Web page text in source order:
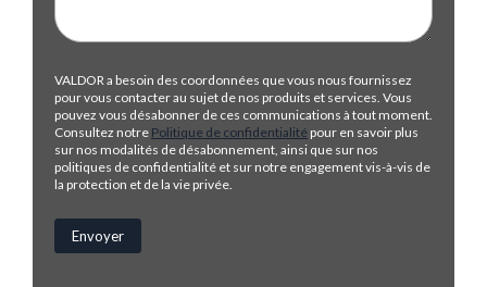
VALDOR a besoin des coordonnées que vous nous fournissez
pour vous contacter au sujet de nos produits et services. Vous
pouvez vous désabonner de ces communications à tout moment.
Consultez notre Politique de confidentialité pour en savoir plus
sur nos modalités de désabonnement, ainsi que sur nos
politiques de confidentialité et sur notre engagement vis-à-vis de
la protection et de la vie privée.